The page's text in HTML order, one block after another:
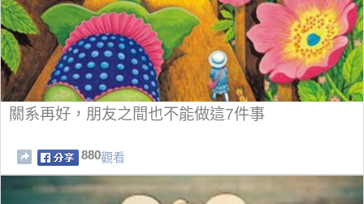
關系再好，朋友之間也不能做這7件事
880觀看